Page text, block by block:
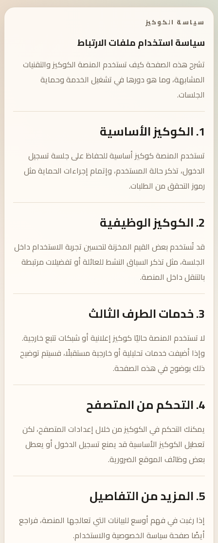
سياسة الكوكيز
سياسة استخدام ملفات الارتباط
تشرح هذه الصفحة كيف تستخدم المنصة الكوكيز والتقنيات
المشابهة، وما هو دورها في تشغيل الخدمة وحماية
الجلسات.
1. الكوكيز الأساسية
تستخدم المنصة كوكيز أساسية للحفاظ على جلسة تسجيل
الدخول، تذكر حالة المستخدم، وإتمام إجراءات الحماية مثل
رموز التحقق من الطلبات.
2. الكوكيز الوظيفية
قد تُستخدم بعض القيم المخزنة لتحسين تجربة الاستخدام داخل
الجلسة، مثل تذكر السياق النشط للعائلة أو تفضيلات مرتبطة
بالتنقل داخل المنصة.
3. خدمات الطرف الثالث
لا تستخدم المنصة حاليًا كوكيز إعلانية أو شبكات تتبع خارجية.
وإذا أضيفت خدمات تحليلية أو خارجية مستقبلًا، فسيتم توضيح
ذلك بوضوح في هذه الصفحة.
4. التحكم من المتصفح
يمكنك التحكم في الكوكيز من خلال إعدادات المتصفح، لكن
تعطيل الكوكيز الأساسية قد يمنع تسجيل الدخول أو يعطل
بعض وظائف الموقع الضرورية.
5. المزيد من التفاصيل
إذا رغبت في فهم أوسع للبيانات التي تعالجها المنصة، فراجع
أيضًا صفحة سياسة الخصوصية والاستخدام.